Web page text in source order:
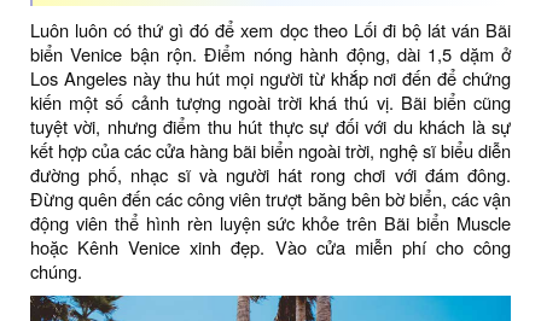
Luôn luôn có thứ gì đó để xem dọc theo Lối đi bộ lát ván Bãi
biển Venice bận rộn. Điểm nóng hành động, dài 1,5 dặm ở
Los Angeles này thu hút mọi người từ khắp nơi đến để chứng
kiến ​​một số cảnh tượng ngoài trời khá thú vị. Bãi biển cũng
tuyệt vời, nhưng điểm thu hút thực sự đối với du khách là sự
kết hợp của các cửa hàng bãi biển ngoài trời, nghệ sĩ biểu diễn
đường phố, nhạc sĩ và người hát rong chơi với đám đông.
Đừng quên đến các công viên trượt băng bên bờ biển, các vận
động viên thể hình rèn luyện sức khỏe trên Bãi biển Muscle
hoặc Kênh Venice xinh đẹp. Vào cửa miễn phí cho công
chúng.